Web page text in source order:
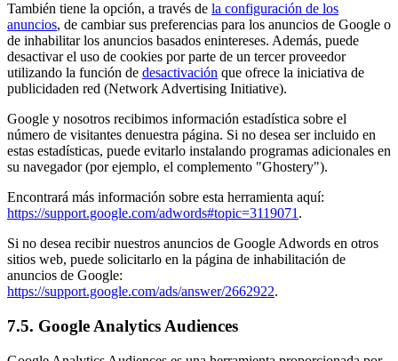
También tiene la opción, a través de la configuración de los
anuncios, de cambiar sus preferencias para los anuncios de Google o
de inhabilitar los anuncios basados enintereses. Además, puede
desactivar el uso de cookies por parte de un tercer proveedor
utilizando la función de desactivación que ofrece la iniciativa de
publicidaden red (Network Advertising Initiative).
Google y nosotros recibimos información estadística sobre el
número de visitantes denuestra página. Si no desea ser incluido en
estas estadísticas, puede evitarlo instalando programas adicionales en
su navegador (por ejemplo, el complemento "Ghostery").
Encontrará más información sobre esta herramienta aquí:
https://support.google.com/adwords#topic=3119071 .
Si no desea recibir nuestros anuncios de Google Adwords en otros
sitios web, puede solicitarlo en la página de inhabilitación de
anuncios de Google:
https://support.google.com/ads/answer/2662922.
7.5. Google Analytics Audiences